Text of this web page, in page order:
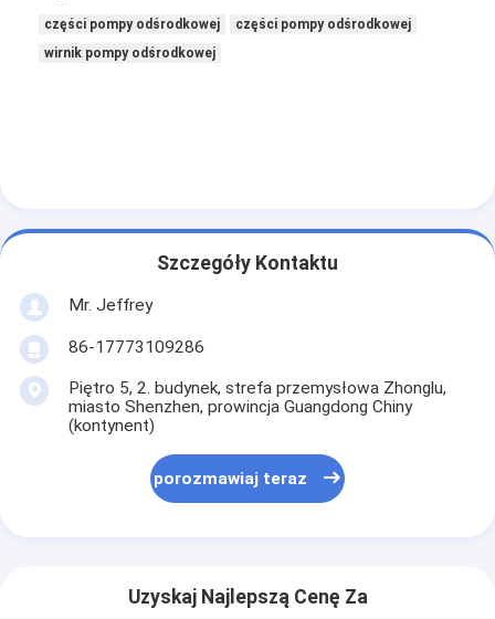
części pompy odśrodkowej
części pompy odśrodkowej
wirnik pompy odśrodkowej
Szczegóły Kontaktu
Mr. Jeffrey
86-17773109286
Piętro 5, 2. budynek, strefa przemysłowa Zhonglu,
miasto Shenzhen, prowincja Guangdong Chiny
(kontynent)
porozmawiaj teraz
Uzyskaj Najlepszą Cenę Za